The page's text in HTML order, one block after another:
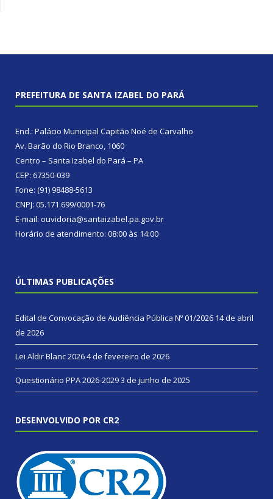
PREFEITURA DE SANTA IZABEL DO PARÁ
End.: Palácio Municipal Capitão Noé de Carvalho
Av. Barão do Rio Branco, 1060
Centro – Santa Izabel do Pará – PA
CEP: 67350-039
Fone: (91) 98488-5613
CNPJ: 05.171.699/0001-76
E-mail: ouvidoria@santaizabel.pa.gov.br
Horário de atendimento: 08:00 às 14:00
ÚLTIMAS PUBLICAÇÕES
Edital de Convocação de Audiência Pública Nº 01/2026 14 de abril
de 2026
Lei Aldir Blanc 20264 de fevereiro de 2026
Questionário PPA 2026-20293 de junho de 2025
DESENVOLVIDO POR CR2